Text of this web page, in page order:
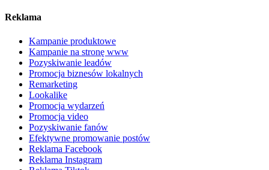
Reklama
Kampanie produktowe
Kampanie na stronę www
Pozyskiwanie leadów
Promocja biznesów lokalnych
Remarketing
Lookalike
Promocja wydarzeń
Promocja video
Pozyskiwanie fanów
Efektywne promowanie postów
Reklama Facebook
Reklama Instagram